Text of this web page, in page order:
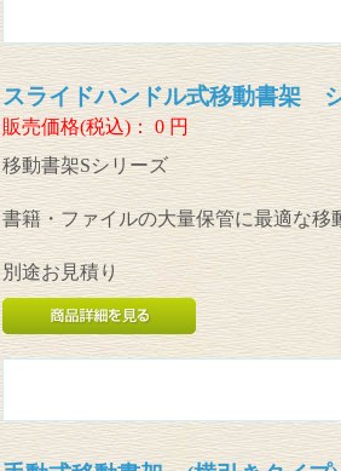
スライドハンドル式移動書架
販売価格(税込)： 0円
移動書架Sシリーズ
書籍・ファイルの大量保管に最適な移
別途お見積り